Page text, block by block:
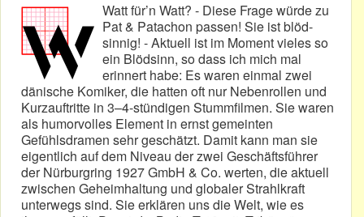
Watt für’n Watt? - Diese Frage würde zu
Pat & Patachon passen! Sie ist blöd-
sinnig! - Aktuell ist im Moment vieles so
ein Blödsinn, so dass ich mich mal
erinnert habe: Es waren einmal zwei
dänische Komiker, die hatten oft nur Nebenrollen und
Kurzauftritte in 3–4-stündigen Stummfilmen. Sie waren
als humorvolles Element in ernst gemeinten
Gefühlsdramen sehr geschätzt. Damit kann man sie
eigentlich auf dem Niveau der zwei Geschäftsführer
der Nürburgring 1927 GmbH & Co. werten, die aktuell
zwischen Geheimhaltung und globaler Strahlkraft
unterwegs sind. Sie erklären uns die Welt, wie es